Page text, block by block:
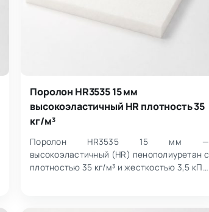
Поролон HR3535 15 мм
высокоэластичный HR плотность 35
кг/м³
Поролон HR3535 15 мм —
высокоэластичный (HR) пенополиуретан с
плотностью 35 кг/м³ и жесткостью 3,5 кПа.